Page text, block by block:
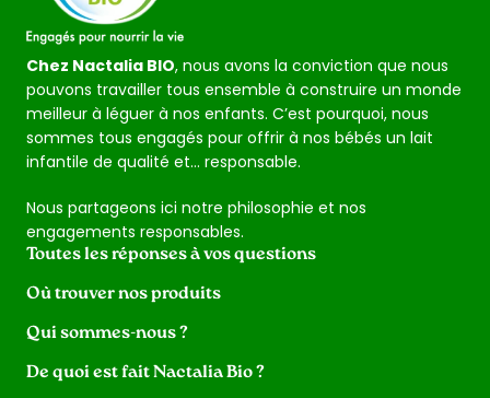
Chez Nactalia BIO, nous avons la conviction que nous
pouvons travailler tous ensemble à construire un monde
meilleur à léguer à nos enfants. C’est pourquoi, nous
sommes tous engagés pour offrir à nos bébés un lait
infantile de qualité et… responsable.
Nous partageons ici notre philosophie et nos
engagements responsables.
Toutes les réponses à vos questions
Où trouver nos produits
Qui sommes-nous ?
De quoi est fait Nactalia Bio ?